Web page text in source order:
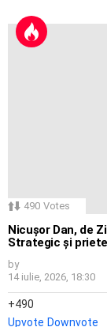
490 Votes
Nicușor Dan, de
Strategic și
by
14 iulie, 2026, 18:30
490
Upvote Downvote